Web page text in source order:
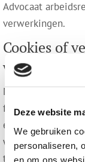
Deze website
We gebruiken
personaliseren,
en om ons
Advocaat
verwerkingen.
Cookies of
wij gebruiken
Mr. J. F. R.
functionele,
een klein
website wordt
tablet of